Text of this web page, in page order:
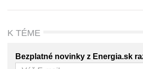
K TÉME
Bezplatné novinky z Energia.sk